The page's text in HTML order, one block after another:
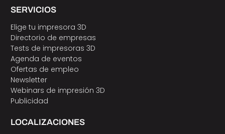
SERVICIOS
Elige tu impresora 3D
Directorio de empresas
Tests de impresoras 3D
Agenda de eventos
Ofertas de empleo
Newsletter
Webinars de impresión 3D
Publicidad
LOCALIZACIONES